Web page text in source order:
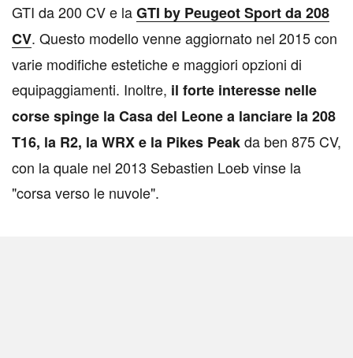
GTI da 200 CV e laGTI by Peugeot Sport da 208
CV. Questo modello venne aggiornato nel 2015 con
varie modifiche estetiche e maggiori opzioni di
equipaggiamenti. Inoltre, il forte interesse nelle
corse spinge la Casa del Leone a lanciare la 208
T16, la R2, la WRX e la Pikes Peakda ben 875 CV,
con la quale nel 2013 Sebastien Loeb vinse la
"corsa verso le nuvole".